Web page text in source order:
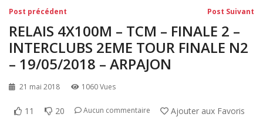
Navigation
de
l’article
Post précédent Post Suivant
RELAIS 4X100M – TCM – FINALE 2 –
INTERCLUBS 2EME TOUR FINALE N2
– 19/05/2018 – ARPAJON
21 mai 2018 1060 Vues
11 20 Aucun commentaire Ajouter aux Favoris